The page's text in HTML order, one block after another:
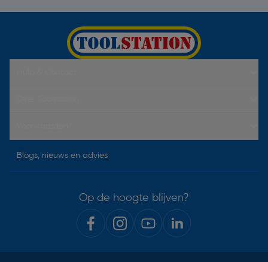
Blogs, nieuws en advies
Op de hoogte blijven?